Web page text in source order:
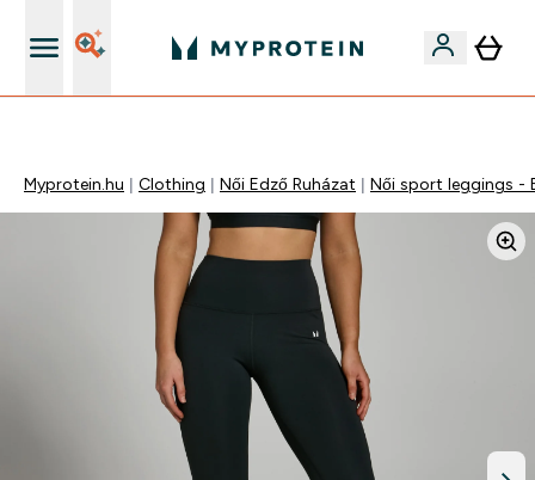
Myprotein.hu Clothing Női Edző Ruházat Női sport leggings -